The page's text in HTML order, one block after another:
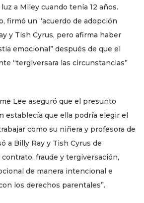
a Miley cuando tenía 12 años.
firmó un “acuerdo de adopción
y Tish Cyrus, pero afirma haber
emocional” después de que el
“tergiversara las circunstancias”
Lee aseguró que el presunto
establecía que ella podría elegir el
como su niñera y profesora de
a Billy Ray y Tish Cyrus de
fraude y tergiversación,
de manera intencional e
los derechos parentales”.